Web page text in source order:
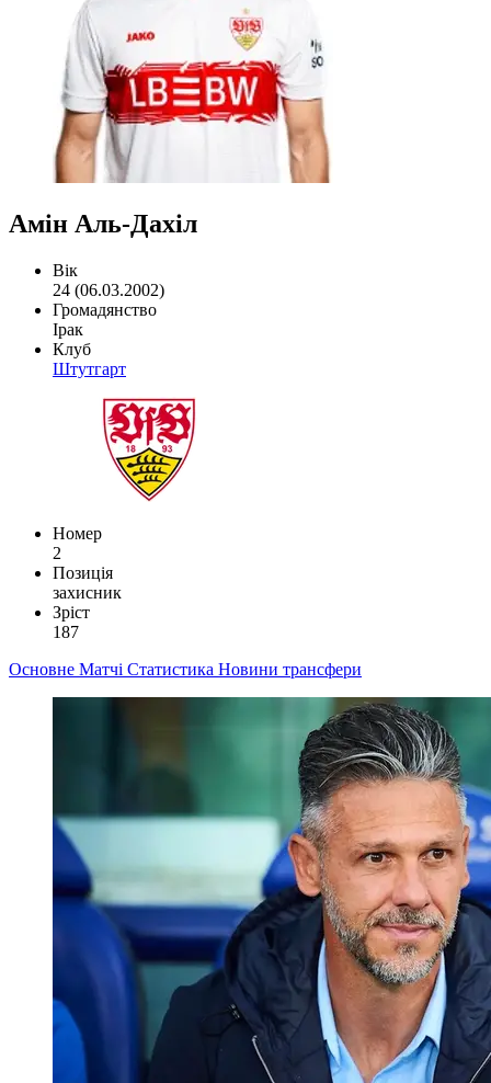
Амін Аль-Дахіл
Вік
24 (06.03.2002)
Громадянство
Ірак
Клуб
Штутгарт
Номер
2
Позиція
захисник
Зріст
187
Основне Матчі Статистика Новини трансфери